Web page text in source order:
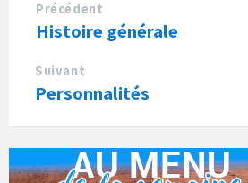
Précédent
Histoire générale
Suivant
Personnalités